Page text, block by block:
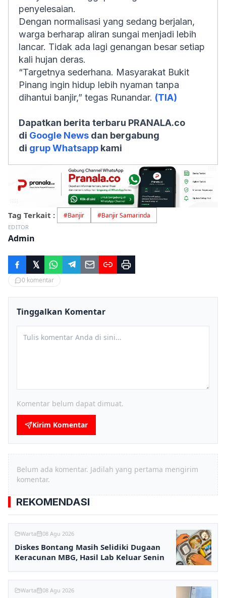
penyelesaian.
Dengan normalisasi yang sedang berjalan,
warga berharap aliran sungai menjadi lebih
lancar. Tidak ada lagi genangan besar setiap
kali hujan deras.
“Targetnya sederhana. Masyarakat Bukit
Pinang ingin hidup lebih nyaman tanpa
dihantui banjir,” tegas Runandar. (TIA)
Dapatkan berita terbaru PRANALA.co
di Google News dan bergabung
di grup Whatsapp kami
Tag Terkait : #Banjir #Banjir Samarinda
EDITOR
Admin
0 komentar
Tinggalkan Komentar
Komentar belum dapat dimuat.
Kirim Komentar
Belum ada komentar. Jadilah yang pertama mengirim
komentar.
REKOMENDASI
Warta 08 Agu 2026
Diskes Bontang Masih Selidiki Dugaan
Keracunan MBG, Hasil Lab Keluar Senin
Warta 08 Agu 2026